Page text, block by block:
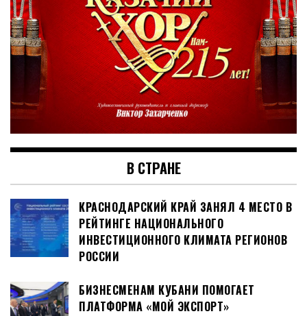
В СТРАНЕ
КРАСНОДАРСКИЙ КРАЙ ЗАНЯЛ 4 МЕСТО В
РЕЙТИНГЕ НАЦИОНАЛЬНОГО
ИНВЕСТИЦИОННОГО КЛИМАТА РЕГИОНОВ
РОССИИ
БИЗНЕСМЕНАМ КУБАНИ ПОМОГАЕТ
ПЛАТФОРМА «МОЙ ЭКСПОРТ»